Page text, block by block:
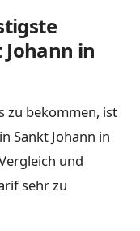
in
zu bekommen, ist
Sankt Johann in
und
sehr zu